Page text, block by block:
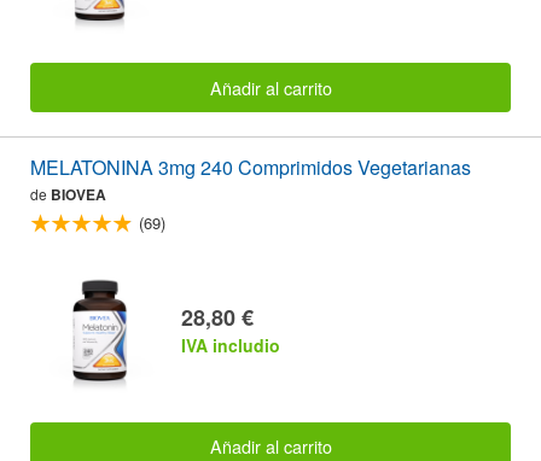
Añadir al carrito
MELATONINA 3mg 240 Comprimidos Vegetarianas
de BIOVEA
(69)
28,80 €
IVA includio
Añadir al carrito